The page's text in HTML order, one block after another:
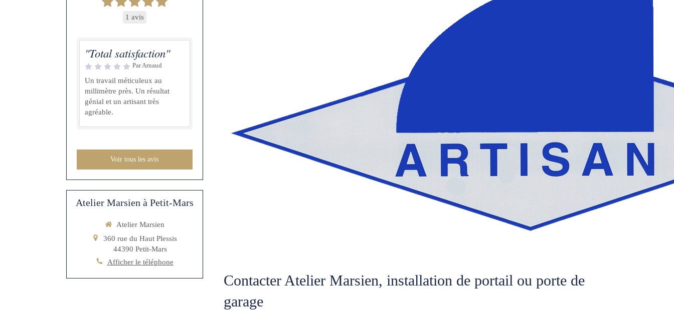
Contacter Atelier Marsien, installation de portail ou porte de
garage
1 avis
"Total satisfaction"
Par Arnaud
Un travail méticuleux au
millimètre près. Un résultat
génial et un artisant très
agréable.
Voir tous les avis
Atelier Marsien à Petit-Mars
Atelier Marsien
360 rue du Haut Plessis
44390 Petit-Mars
Afficher le téléphone